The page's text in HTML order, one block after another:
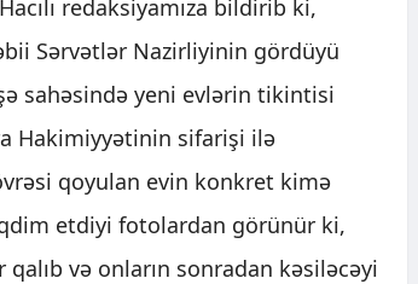
redaksiyamıza bildirib ki,
Sərvətlər Nazirliyinin gördüyü
sahəsində yeni evlərin tikintisi
Hakimiyyətinin sifarişi ilə
qoyulan evin konkret kimə
etdiyi fotolardan görünür ki,
və onların sonradan kəsiləcəyi